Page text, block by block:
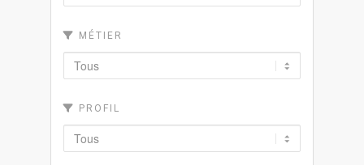
MÉTIER
PROFIL